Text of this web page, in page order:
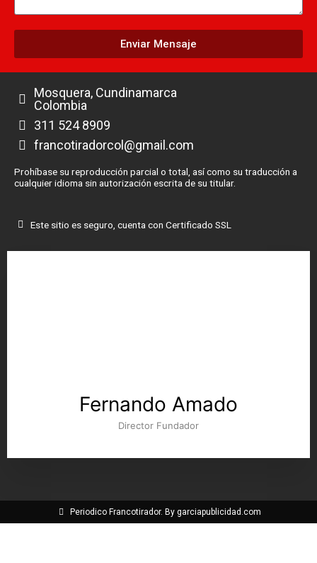
Enviar Mensaje
Mosquera, Cundinamarca
Colombia
311 524 8909
francotiradorcol@gmail.com
Prohíbase su reproducción parcial o total, así como su traducción a
cualquier idioma sin autorización escrita de su titular.
Este sitio es seguro, cuenta con Certificado SSL
Fernando Amado
Director Fundador
Periodico Francotirador. By garciapublicidad.com